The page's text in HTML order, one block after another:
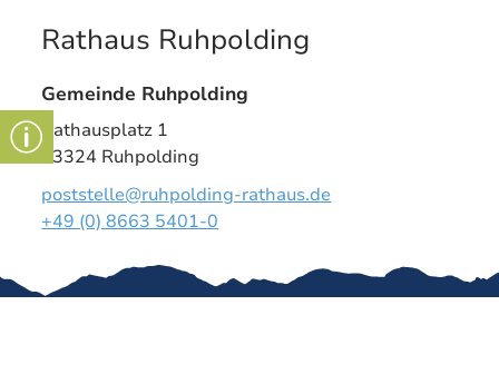
Rathaus Ruhpolding
Gemeinde Ruhpolding
Rathausplatz 1
83324 Ruhpolding
poststelle@ruhpolding-rathaus.de
+49 (0) 8663 5401-0